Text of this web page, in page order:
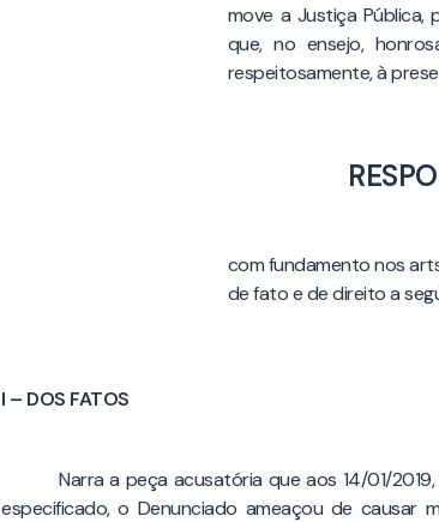
move a Justiça Pública,
que, no ensejo,
respeitosamente, à
com fundamento nos
de fato e de direito a
I – DOS FATOS
Narra a peça acusatória que aos 14/01/
especificado, o Denunciado ameaçou de causar